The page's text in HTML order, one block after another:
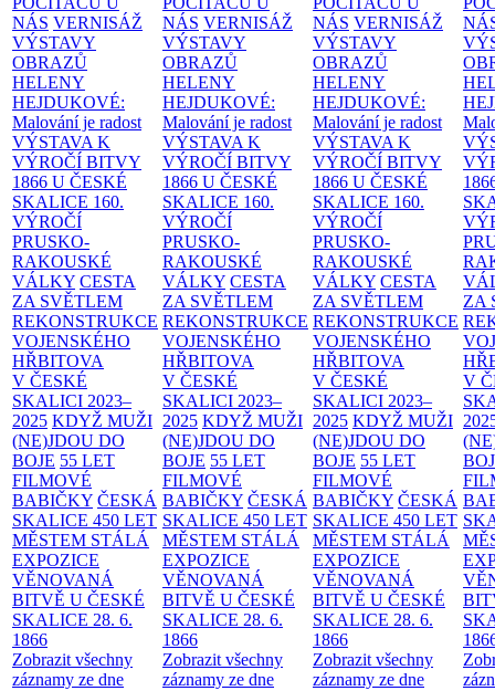
NÁS VERNISÁŽ
VÝSTAVY
OBRAZŮ
HELENY
HEJDUKOVÉ:
Malování je radost
VÝSTAVA K
VÝROČÍ BITVY
1866 U ČESKÉ
SKALICE 160.
VÝROČÍ
PRUSKO-
RAKOUSKÉ
VÁLKY CESTA
ZA SVĚTLEM
REKONSTRUKCE
VOJENSKÉHO
HŘBITOVA
V ČESKÉ
SKALICI 2023–
2025 KDYŽ MUŽI
(NE)JDOU DO
BOJE 55 LET
FILMOVÉ
BABIČKY ČESKÁ
SKALICE 450 LET
MĚSTEM STÁLÁ
EXPOZICE
VĚNOVANÁ
BITVĚ U ČESKÉ
SKALICE 28. 6.
1866
Zobrazit všechny
záznamy ze dne
NÁS VERNISÁŽ
VÝSTAVY
OBRAZŮ
HELENY
HEJDUKOVÉ:
Malování je radost
VÝSTAVA K
VÝROČÍ BITVY
1866 U ČESKÉ
SKALICE 160.
VÝROČÍ
PRUSKO-
RAKOUSKÉ
VÁLKY CESTA
ZA SVĚTLEM
REKONSTRUKCE
VOJENSKÉHO
HŘBITOVA
V ČESKÉ
SKALICI 2023–
2025 KDYŽ MUŽI
(NE)JDOU DO
BOJE 55 LET
FILMOVÉ
BABIČKY ČESKÁ
SKALICE 450 LET
MĚSTEM STÁLÁ
EXPOZICE
VĚNOVANÁ
BITVĚ U ČESKÉ
SKALICE 28. 6.
1866
Zobrazit všechny
záznamy ze dne
NÁS VERNISÁŽ
VÝSTAVY
OBRAZŮ
HELENY
HEJDUKOVÉ:
Malování je radost
VÝSTAVA K
VÝROČÍ BITVY
1866 U ČESKÉ
SKALICE 160.
VÝROČÍ
PRUSKO-
RAKOUSKÉ
VÁLKY CESTA
ZA SVĚTLEM
REKONSTRUKCE
VOJENSKÉHO
HŘBITOVA
V ČESKÉ
SKALICI 2023–
2025 KDYŽ MUŽI
(NE)JDOU DO
BOJE 55 LET
FILMOVÉ
BABIČKY ČESKÁ
SKALICE 450 LET
MĚSTEM STÁLÁ
EXPOZICE
VĚNOVANÁ
BITVĚ U ČESKÉ
SKALICE 28. 6.
1866
Zobrazit všechny
záznamy ze dne
ZA
V